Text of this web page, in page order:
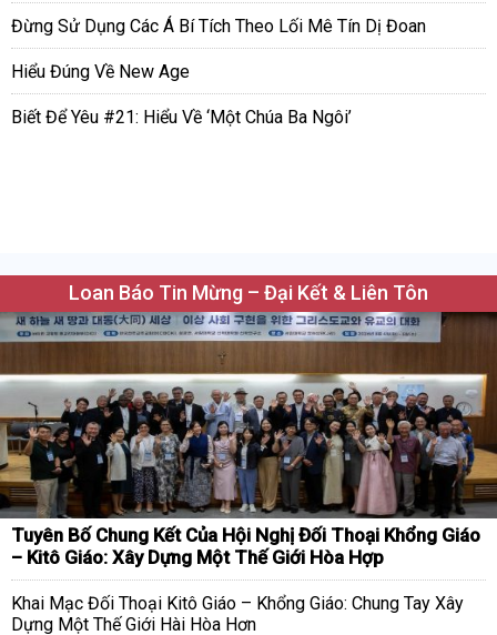
Đừng Sử Dụng Các Á Bí Tích Theo Lối Mê Tín Dị Đoan
Hiểu Đúng Về New Age
Biết Để Yêu #21: Hiểu Về ‘Một Chúa Ba Ngôi’
Loan Báo Tin Mừng – Đại Kết & Liên Tôn
Tuyên Bố Chung Kết Của Hội Nghị Đối Thoại Khổng Giáo
– Kitô Giáo: Xây Dựng Một Thế Giới Hòa Hợp
Khai Mạc Đối Thoại Kitô Giáo – Khổng Giáo: Chung Tay Xây
Dựng Một Thế Giới Hài Hòa Hơn